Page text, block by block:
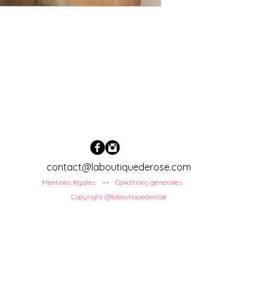
contact@laboutiquederose.com
Mentions légales Conditions générales
--
Copyright @laboutiquederose